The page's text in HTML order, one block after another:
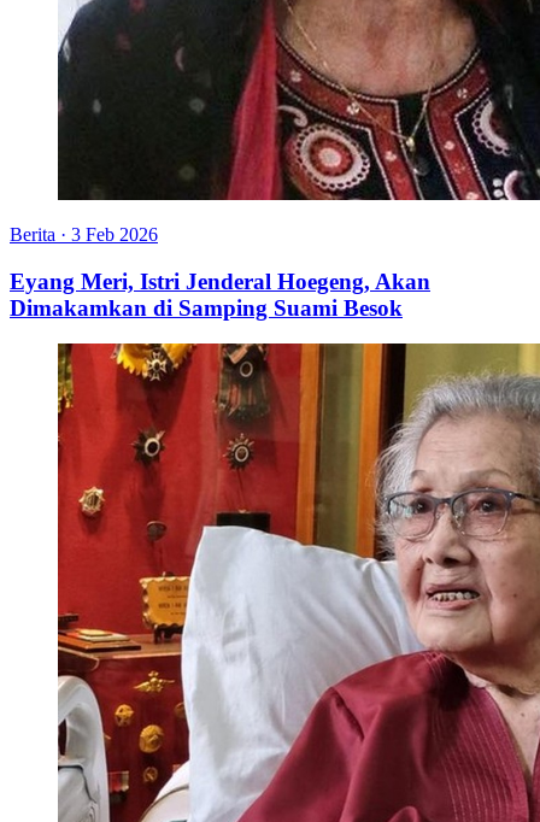
Berita · 3 Feb 2026
Eyang Meri, Istri Jenderal Hoegeng, Akan
Dimakamkan di Samping Suami Besok